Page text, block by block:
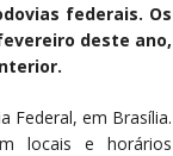
federais. Os
deste ano,
Federal, em Brasília.
locais e horários